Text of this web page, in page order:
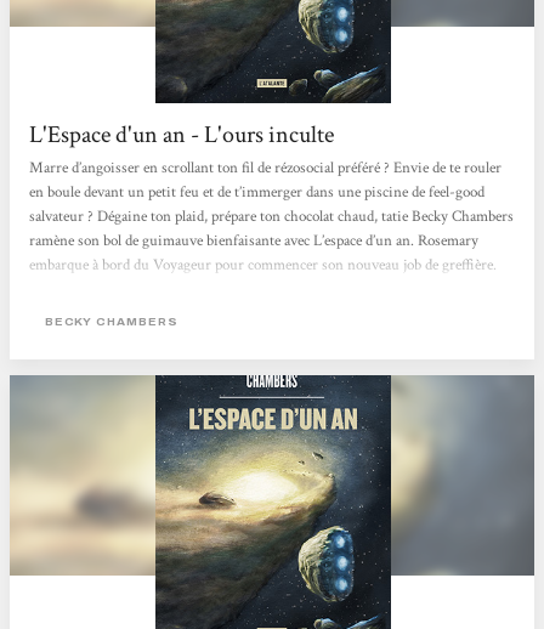
L'Espace d'un an - L'ours inculte
Marre d’angoisser en scrollant ton fil de rézosocial préféré ? Envie de te rouler
en boule devant un petit feu et de t’immerger dans une piscine de feel-good
salvateur ? Dégaine ton plaid, prépare ton chocolat chaud, tatie Becky Chambers
ramène son bol de guimauve bienfaisante avec L’espace d’un an. Rosemary
embarque à bord du Voyageur pour commencer son nouveau job de greffière.
de l’espace pour ouvrir des voies de navigation, et bien sûr y’a plein de trucs
BECKY CHAMBERS